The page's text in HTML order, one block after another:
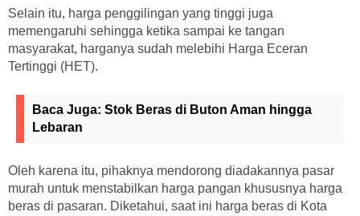
Selain itu, harga penggilingan yang tinggi juga
memengaruhi sehingga ketika sampai ke tangan
masyarakat, harganya sudah melebihi Harga Eceran
Tertinggi (HET).
Baca Juga: Stok Beras di Buton Aman hingga
Lebaran
Oleh karena itu, pihaknya mendorong diadakannya pasar
murah untuk menstabilkan harga pangan khususnya harga
beras di pasaran. Diketahui, saat ini harga beras di Kota